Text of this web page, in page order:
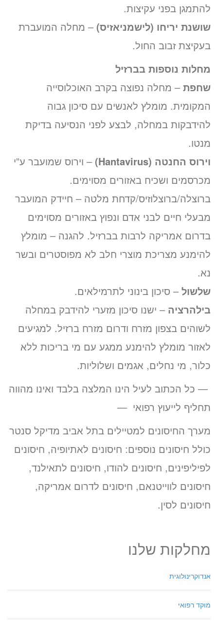
להתמגן בפני עקיצות.
שושנת יריחו (לישמניאזיס) – מחלה המועברת
בעקיצת זבוב החול.
מחלות נוספות בברזיל
שחפת – מחלה נפוצה בקרב האוכלוסייה
המקומית. מומלץ לאנשים עם סיכון גבוה
להידבקות במחלה, לבצע לפני הנסיעה בדיקת
מנטו.
וירוס החנטה (Hantavirus)
– וירוס שמועבר ע”י
מכרסמים ושכיח באזורים מסוימים.
ברוצלה/ברוצלוזיס/קדחת מלטה – חיידק המועבר
מבעלי חיים לבני אדם ונפוץ באזורים מסוימים
בדרום אמריקה לרבות בברזיל. להגנה – מומלץ
להימנע מצריכת מוצרי חלב לא מפוסטרים ובשר
נא.
שלשול – סיכון בינוני לתרמילאים.
בילהרציה – ישנו סיכון מזערי להידבק במחלה
לשוהים בצפון מזרח ודרום מזרח ברזיל. למגיעים
לאזור מומלץ להימנע ממגע עם מי בריכות ללא
כלור, מי נחלים, אגמים ושלוליות.
— כל הכתוב לעיל הינו המלצה בלבד ואינו מהווה
תחליף לייעוץ רפואי —
מערך החיסונים למטיילים בתל אביב מדיקל סנטר
כולל חיסונים נוספים: חיסונים לאתיופיה, חיסונים
לפיליפינים, חיסונים להודו, חיסונים לתאילנד,
חיסונים לווייטנאם, חיסונים לדרום אמריקה,
חיסונים לסין.
מחלקות שלנו
אנדוקרינולוגית
מוקד רפואי